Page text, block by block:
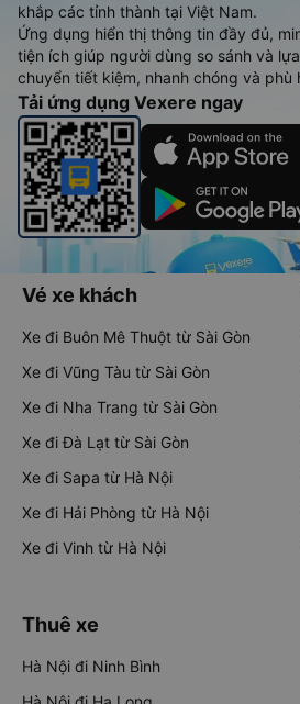
khắp các tỉnh thành tại Việt Nam.
Ứng dụng hiển thị thông tin đầy đủ,
tiện ích giúp người dùng so sánh và
chuyển tiết kiệm, nhanh chóng và phù
Tải ứng dụng Vexere ngay
Vé xe khách
Xe đi Buôn Mê Thuột từ Sài Gòn
Xe đi Vũng Tàu từ Sài Gòn
Xe đi Nha Trang từ Sài Gòn
Xe đi Đà Lạt từ Sài Gòn
Xe đi Sapa từ Hà Nội
Xe đi Hải Phòng từ Hà Nội
Xe đi Vinh từ Hà Nội
Thuê xe
Hà Nội đi Ninh Bình